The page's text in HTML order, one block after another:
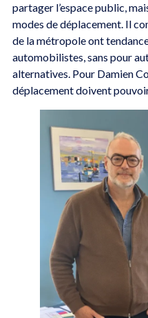
partager l’espace public,
modes de déplacement. Il
de la métropole ont
automobilistes, sans pour
alternatives. Pour Damien
déplacement doivent